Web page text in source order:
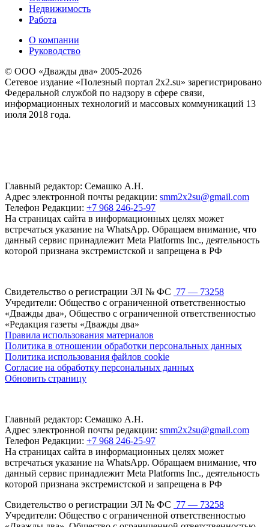
Недвижимость
Работа
О компании
Руководство
© ООО «Дважды два» 2005-2026
Сетевое издание «Полезный портал 2x2.su» зарегистрировано
Федеральной службой по надзору в сфере связи,
информационных технологий и массовых коммуникаций 13
июля 2018 года.
Главный редактор: Семашко А.Н.
Адрес электронной почты редакции: smm2x2su@gmail.com
Телефон Редакции: +7 968 246-25-97
На страницах сайта в информационных целях может
встречаться указание на WhatsApp. Обращаем внимание, что
данный сервис принадлежит Meta Platforms Inc., деятельность
которой признана экстремистской и запрещена в РФ
Свидетельство о регистрации ЭЛ № ФС 77 — 73258
Учредители: Общество с ограниченной ответственностью
«Дважды два», Общество с ограниченной ответственностью
«Редакция газеты «Дважды два»
Правила использования материалов
Политика в отношении обработки персональных данных
Политика использования файлов cookie
Согласие на обработку персональных данных
Обновить страницу
Главный редактор: Семашко А.Н.
Адрес электронной почты редакции: smm2x2su@gmail.com
Телефон Редакции: +7 968 246-25-97
На страницах сайта в информационных целях может
встречаться указание на WhatsApp. Обращаем внимание, что
данный сервис принадлежит Meta Platforms Inc., деятельность
которой признана экстремистской и запрещена в РФ
Свидетельство о регистрации ЭЛ № ФС 77 — 73258
Учредители: Общество с ограниченной ответственностью